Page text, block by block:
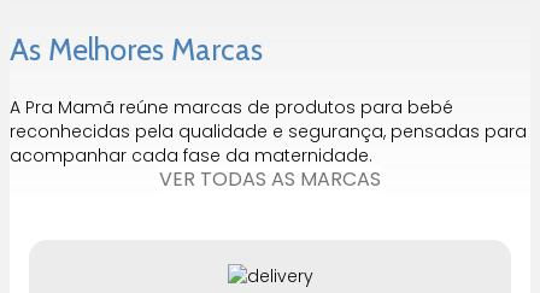
As Melhores Marcas
A Pra Mamã reúne marcas de produtos para bebé
reconhecidas pela qualidade e segurança, pensadas para
acompanhar cada fase da maternidade.
VER TODAS AS MARCAS